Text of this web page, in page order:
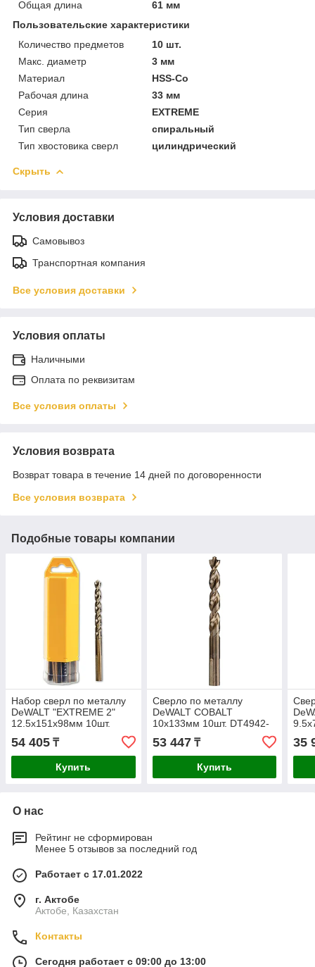
Общая длина
61 мм
Пользовательские характеристики
Количество предметов
10 шт.
Макс. диаметр
3 мм
Материал
HSS-Co
Рабочая длина
33 мм
Серия
EXTREME
Тип сверла
спиральный
Тип хвостовика сверл
цилиндрический
Скрыть
Условия доставки
Самовывоз
Транспортная компания
Все условия доставки
Условия оплаты
Наличными
Оплата по реквизитам
Все условия оплаты
Условия возврата
Возврат товара в течение 14 дней по договоренности
Все условия возврата
Подобные товары компании
Набор сверл по металлу
DeWALT "EXTREME 2"
12.5х151х98мм 10шт.
DT5562-QZ
54 405 ₸
Купить
Сверло по металлу
DeWALT COBALT
10x133мм 10шт. DT4942-
53 447₸
Купить
35
О нас
Рейтинг не сформирован
Менее 5 отзывов за последний год
Работает с 17.01.2022
г. Актобе
Актобе, Казахстан
Контакты
Сегодня работает с 09:00 до 13:00